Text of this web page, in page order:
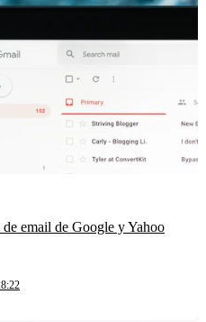
email de Google y Yahoo